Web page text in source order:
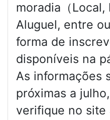
moradia（
Aluguel, entre
forma de
disponíveis na
As informações
próximas a
verifique no site